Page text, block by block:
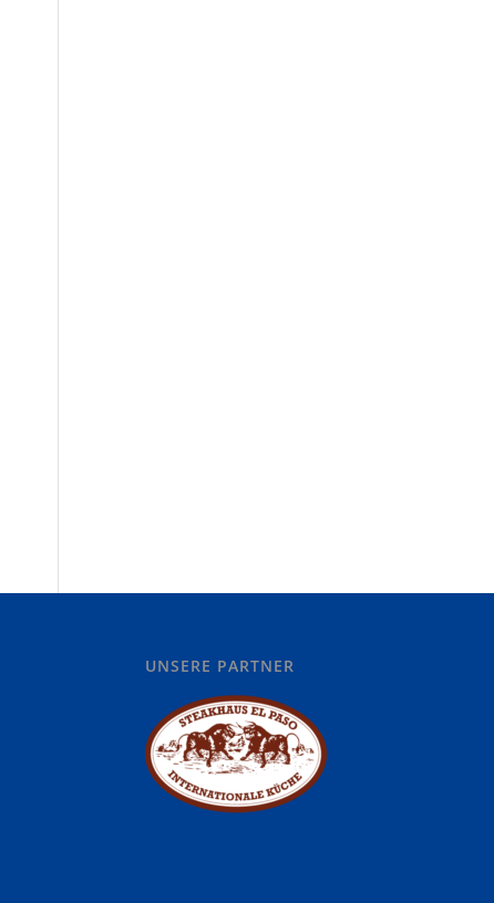
UNSERE PARTNER